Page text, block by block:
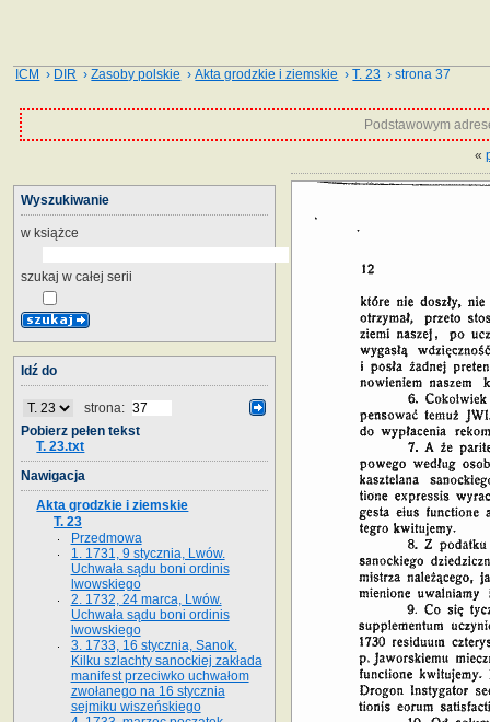
ICM › DIR ›Zasoby polskie ›Akta grodzkie i ziemskie ›T. 23 › strona 37
Podstawowym
«
Wyszukiwanie
w książce
szukaj w całej serii
Idź do
strona:
Pobierz pełen tekst
T. 23.txt
Nawigacja
Akta grodzkie i ziemskie
T. 23
Przedmowa
1. 1731, 9 stycznia, Lwów.
Uchwała sądu boni ordinis
lwowskiego
2. 1732, 24 marca, Lwów.
Uchwała sądu boni ordinis
lwowskiego
3. 1733, 16 stycznia, Sanok.
Kilku szlachty sanockiej zakłada
manifest przeciwko uchwałom
zwołanego na 16 stycz­nia
sejmiku wiszeńskiego